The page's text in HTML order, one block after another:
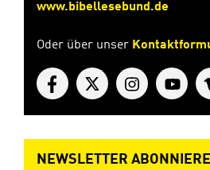
www.bibellesebund.de
Oder über unser
NEWSLETTER